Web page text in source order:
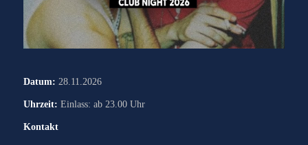
Datum: 28.11.2026
Uhrzeit: Einlass: ab 23.00 Uhr
Kontakt